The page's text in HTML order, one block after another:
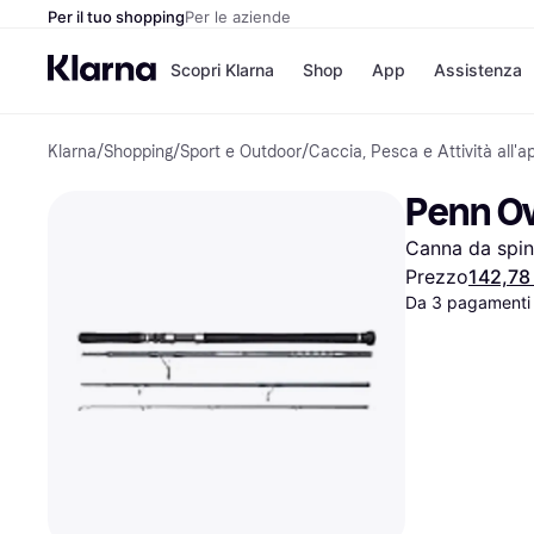
Per il tuo shoppingPer le aziende
Scopri Klarna
Opzioni di
Paga ora
Paga in 3 rate
Paga dopo 30 giorni
Finanziamento
Shop
Negozi
Unieuro
Media
eBay
Zalando
App Assistenza
Klarna/Shopping/Sport e Outdoor/Caccia, Pesca e Attività
Penn
Canna da
Prezzo
Da 3